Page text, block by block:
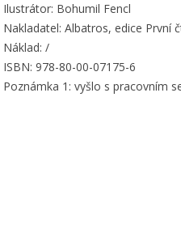
Ilustrátor: Bohumil Fencl
Nakladatel: Albatros, edice První
Náklad: /
ISBN: 978-80-00-07175-6
Poznámka 1: vyšlo s pracovním